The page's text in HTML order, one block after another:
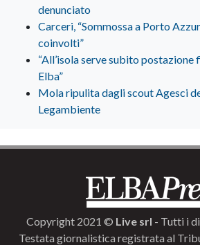
denunciato
Carceri, “Sommossa a Porto
coinvolti”
“All’isola serve subito postazione
Elba”
Mola ripulita dagli scout Agesci
Legambiente
Copyright 2021 © Live srl - Tutti i
Testata giornalistica registrata al